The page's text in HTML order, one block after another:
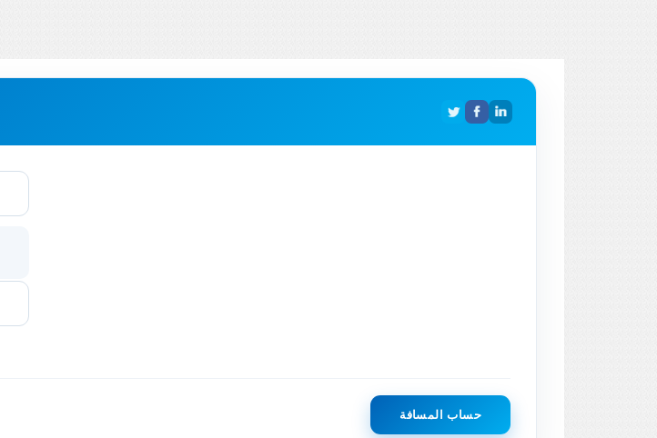
حساب المسافة